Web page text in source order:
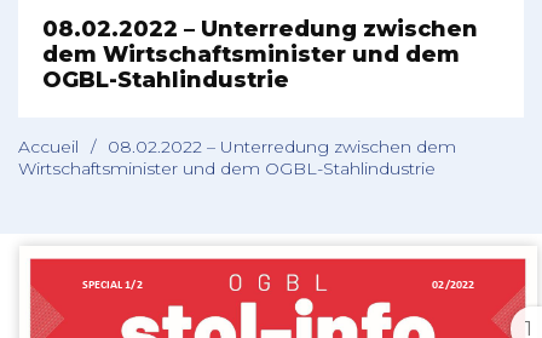
08.02.2022 – Unterredung zwischen
dem Wirtschaftsminister und dem
OGBL-Stahlindustrie
Accueil /
08.02.2022 – Unterredung zwischen dem
Wirtschaftsminister und dem OGBL-Stahlindustrie
1